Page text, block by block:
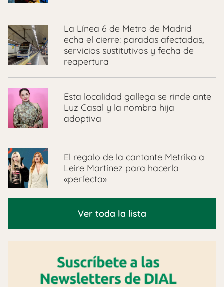
La Línea 6 de Metro de Madrid
echa el cierre: paradas afectadas,
servicios sustitutivos y fecha de
reapertura
Esta localidad gallega se rinde ante
Luz Casal y la nombra hija
adoptiva
El regalo de la cantante Metrika a
Leire Martínez para hacerla
«perfecta»
Ver toda la lista